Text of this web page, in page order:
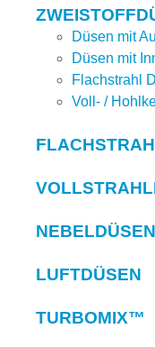
Düsen mit
Düsen mit
Flachstrahl
Voll- /
NEBELDÜSEN
LUFTDÜSEN
TURBOMIX™